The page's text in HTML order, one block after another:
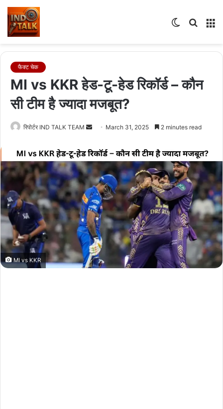
Search
Switch
फैक्ट चेक
MI vs KKR हेड-टू-हेड रिकॉर्ड – कौन
सी टीम है ज्यादा मजबूत?
रिपोर्टर IND TALK TEAM
Send
email
March 31, 2025 2 minutes read
MI vs KKR